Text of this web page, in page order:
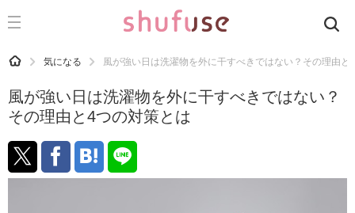
CATEGORY 記事カテゴリ
運気
洗濯
生活の知恵
HOME 気になる 風が強い日は洗濯物を外に干すべきではない？その理由と
風が強い日は洗濯物を外に干すべきではない？
その理由と4つの対策とは